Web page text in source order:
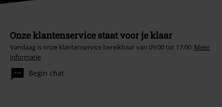
Onze klantenservice staat voor je klaar
Vandaag is onze klantenservice bereikbaar van 09:00 tot 17:00. Meer
informatie
Begin chat